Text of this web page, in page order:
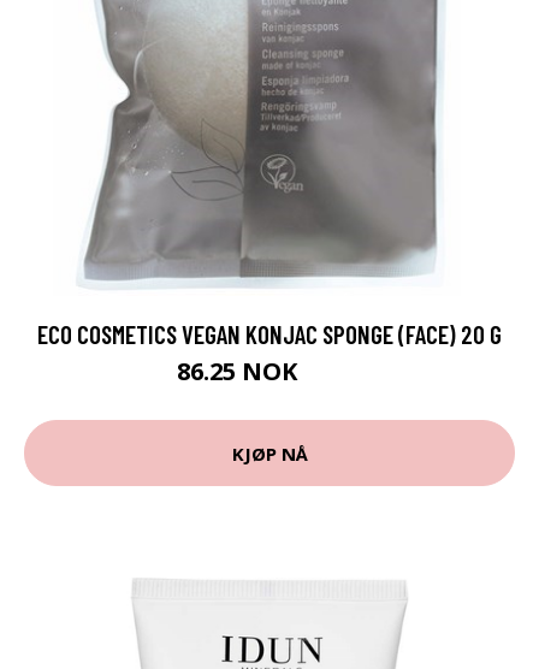
ECO COSMETICS VEGAN KONJAC SPONGE (FACE) 20 G
86.25 NOK
KJØP NÅ